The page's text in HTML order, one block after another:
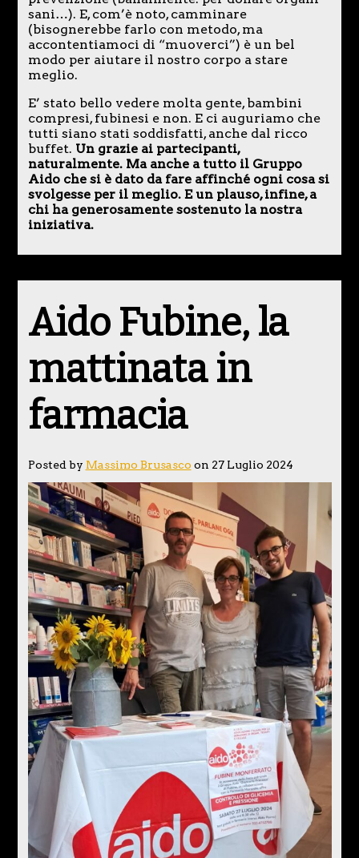
sani…). E, com’è noto, camminare
(bisognerebbe farlo con metodo, ma
accontentiamoci di “muoverci”) è un bel
modo per aiutare il nostro corpo a stare
meglio.
E’ stato bello vedere molta gente, bambini
compresi, fubinesi e non. E ci auguriamo che
tutti siano stati soddisfatti, anche dal ricco
buffet. Un grazie ai partecipanti,
naturalmente. Ma anche a tutto il Gruppo
Aido che si è dato da fare affinché ogni cosa si
svolgesse per il meglio. E un plauso, infine, a
chi ha generosamente sostenuto la nostra
iniziativa.
Aido Fubine, la
mattinata in
farmacia
Posted by Massimo Brusasco on 27 Luglio 2024